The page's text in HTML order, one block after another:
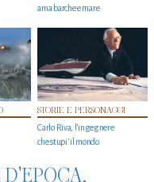
ama barche e mare
STORIE E PERSONAGGI
Carlo Riva, l’ingegnere
che stupi' il mondo
D'EPOCA,